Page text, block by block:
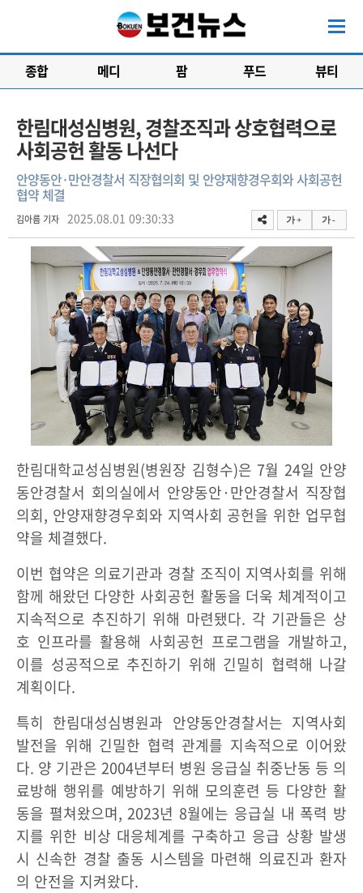
종합 메디 팜 푸드 뷰티
한림대성심병원, 경찰조직과 상호협력으로
사회공헌 활동 나선다
안양동안·만안경찰서 직장협의회 및 안양재향경우회와 사회공헌
협약 체결
김아름 기자 2025.08.01 09:30:33 가 + 가 -
한림대학교성심병원(병원장 김형수)은 7월 24일 안양
동안경찰서 회의실에서 안양동안·만안경찰서 직장협
의회, 안양재향경우회와 지역사회 공헌을 위한 업무협
약을 체결했다.
이번 협약은 의료기관과 경찰 조직이 지역사회를 위해
함께 해왔던 다양한 사회공헌 활동을 더욱 체계적이고
지속적으로 추진하기 위해 마련됐다. 각 기관들은 상
호 인프라를 활용해 사회공헌 프로그램을 개발하고,
이를 성공적으로 추진하기 위해 긴밀히 협력해 나갈
계획이다.
특히 한림대성심병원과 안양동안경찰서는 지역사회
발전을 위해 긴밀한 협력 관계를 지속적으로 이어왔
다. 양 기관은 2004년부터 병원 응급실 취중난동 등 의
료방해 행위를 예방하기 위해 모의훈련 등 다양한 활
동을 펼쳐왔으며, 2023년 8월에는 응급실 내 폭력 방
지를 위한 비상 대응체계를 구축하고 응급 상황 발생
시 신속한 경찰 출동 시스템을 마련해 의료진과 환자
의 안전을 지켜왔다.